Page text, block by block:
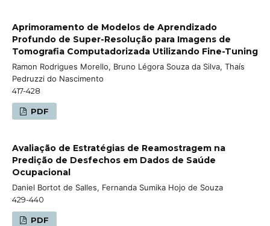
Aprimoramento de Modelos de Aprendizado
Profundo de Super-Resolução para Imagens de
Tomografia Computadorizada Utilizando Fine-Tuning
Ramon Rodrigues Morello, Bruno Légora Souza da Silva, Thaís
Pedruzzi do Nascimento
417-428
PDF
Avaliação de Estratégias de Reamostragem na
Predição de Desfechos em Dados de Saúde
Ocupacional
Daniel Bortot de Salles, Fernanda Sumika Hojo de Souza
429-440
PDF